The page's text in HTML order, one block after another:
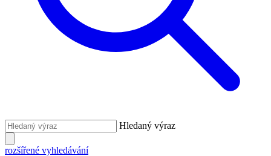
Hledaný výraz
rozšířené vyhledávání